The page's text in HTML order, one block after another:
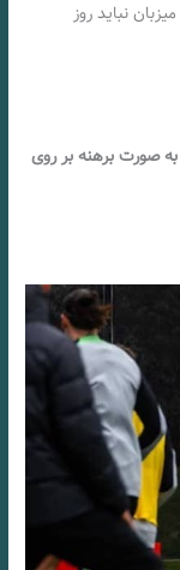
نباید روز
به صورت برهنه بر روی